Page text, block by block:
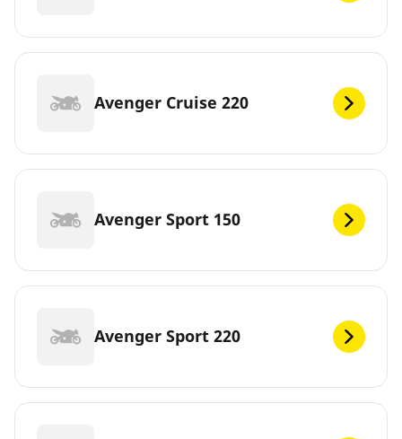
Avenger Cruise 220
Avenger Sport 150
Avenger Sport 220